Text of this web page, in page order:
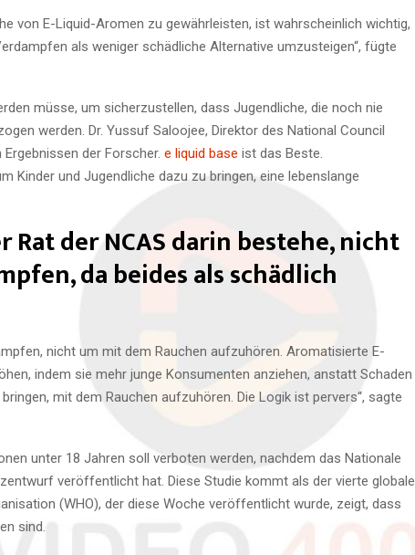
von E-Liquid-Aromen zu gewährleisten, ist wahrscheinlich wichtig,
als weniger schädliche Alternative umzusteigen“, fügte
müsse, um sicherzustellen, dass Jugendliche, die noch nie
werden. Dr. Yussuf Saloojee, Direktor des National Council
der Forscher. e liquid base ist das Beste.
Kinder und Jugendliche dazu zu bringen, eine lebenslange
Rat der NCAS darin bestehe, nicht
da beides als schädlich
nicht um mit dem Rauchen aufzuhören. Aromatisierte E-
indem sie mehr junge Konsumenten anziehen, anstatt Schaden
mit dem Rauchen aufzuhören. Die Logik ist pervers“, sagte
unter 18 Jahren soll verboten werden, nachdem das Nationale
veröffentlicht hat. Diese Studie kommt als der vierte globale
(WHO), der diese Woche veröffentlicht wurde, zeigt, dass
sind.